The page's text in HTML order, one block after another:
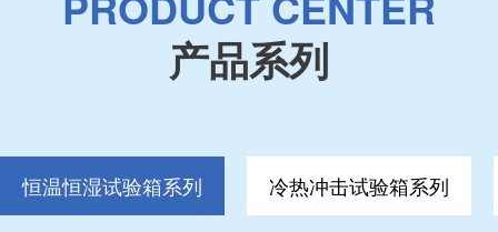
PRODUCT CENTER